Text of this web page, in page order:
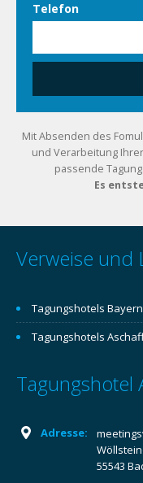
Telefon
Mit Absenden des
und Verarbeitung
passende
Es
Verweise und
Tagungshotels Bayern
Tagungshotels
Tagungshotel
Adresse:
55543